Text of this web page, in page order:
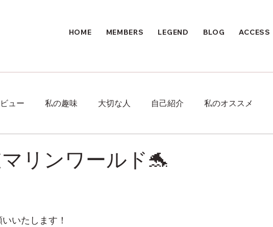
HOME MEMBERS LEGEND BLOG ACCESS
ュー 私の趣味 大切な人 自己紹介 私のオススメ
リンワールド🐬
いたします！